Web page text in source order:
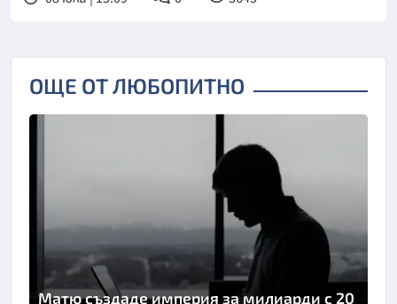
ОЩЕ ОТ ЛЮБОПИТНО
Матю създаде империя за милиарди с 20